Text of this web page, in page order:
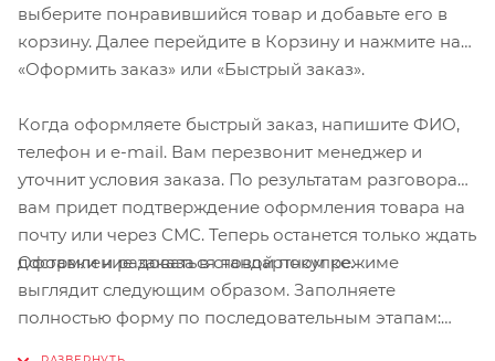
выберите понравившийся товар и добавьте его в
корзину. Далее перейдите в Корзину и нажмите на
«Оформить заказ» или «Быстрый заказ».
Когда оформляете быстрый заказ, напишите ФИО,
телефон и e-mail. Вам перезвонит менеджер и
уточнит условия заказа. По результатам разговора
вам придет подтверждение оформления товара на
почту или через СМС. Теперь останется только ждать
доставки и радоваться новой покупке.
Оформление заказа в стандартном режиме
выглядит следующим образом. Заполняете
полностью форму по последовательным этапам: